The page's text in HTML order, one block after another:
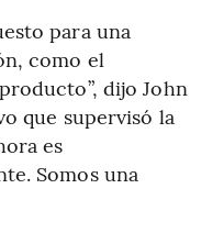
para una
como el
dijo John
que supervisó la
es
Somos una